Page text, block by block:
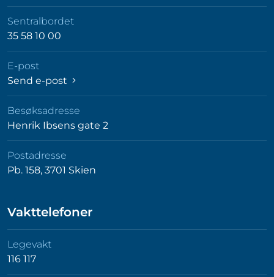
Sentralbordet
35 58 10 00
E-post
Send e-post
Besøksadresse
Henrik Ibsens gate 2
Postadresse
Pb. 158, 3701 Skien
Vakttelefoner
Legevakt
116 117